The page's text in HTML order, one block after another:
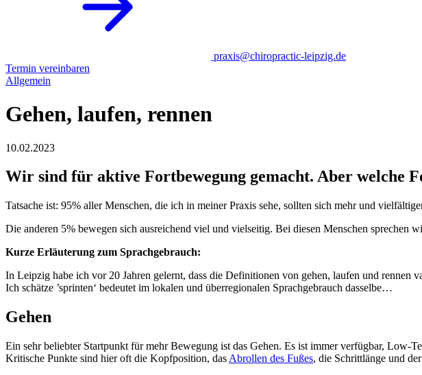
praxis@chiropractic-leipzig.de
Termin vereinbaren
Allgemein
Gehen, laufen, rennen
10.02.2023
Wir sind für aktive Fortbewegung gemacht. Aber welche
Tatsache ist: 95% aller Menschen, die ich in meiner Praxis sehe, sollten sich mehr und
Die anderen 5% bewegen sich ausreichend viel und vielseitig. Bei diesen Menschen sprechen
Kurze Erläuterung zum Sprachgebrauch:
In Leipzig habe ich vor 20 Jahren gelernt, dass die Definitionen von gehen, laufen und rennen
Ich schätze ’sprinten‘ bedeutet im lokalen und überregionalen Sprachgebrauch dasselbe…
Gehen
Ein sehr beliebter Startpunkt für mehr Bewegung ist das Gehen. Es ist immer verfügbar, Low-
Kritische Punkte sind hier oft die Kopfposition, das Abrollen des Fußes, die Schrittlänge und der